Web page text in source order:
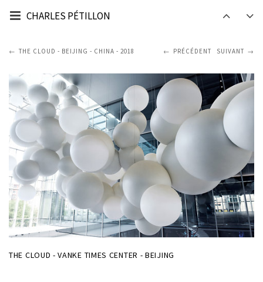
CHARLES PÉTILLON
PRÉCÉDENT SUIVANT
THE CLOUD - BEIJING - CHINA - 2018
THE CLOUD - VANKE TIMES CENTER - BEIJING